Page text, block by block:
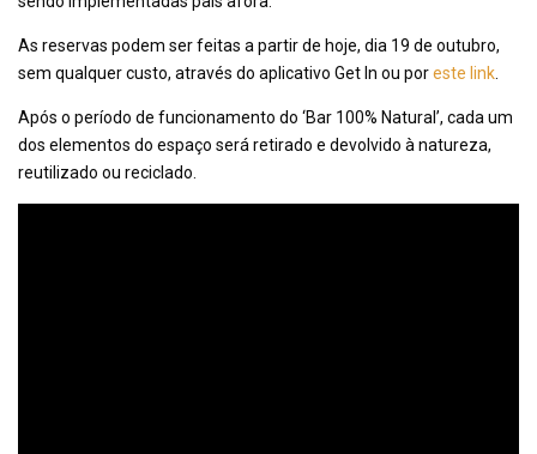
As reservas podem ser feitas a partir de hoje, dia 19 de outubro,
sem qualquer custo, através do aplicativo Get In ou poreste link
Após o período de funcionamento do ‘Bar 100% Natural’, cada um
dos elementos do espaço será retirado e devolvido à natureza,
reutilizado ou reciclado.